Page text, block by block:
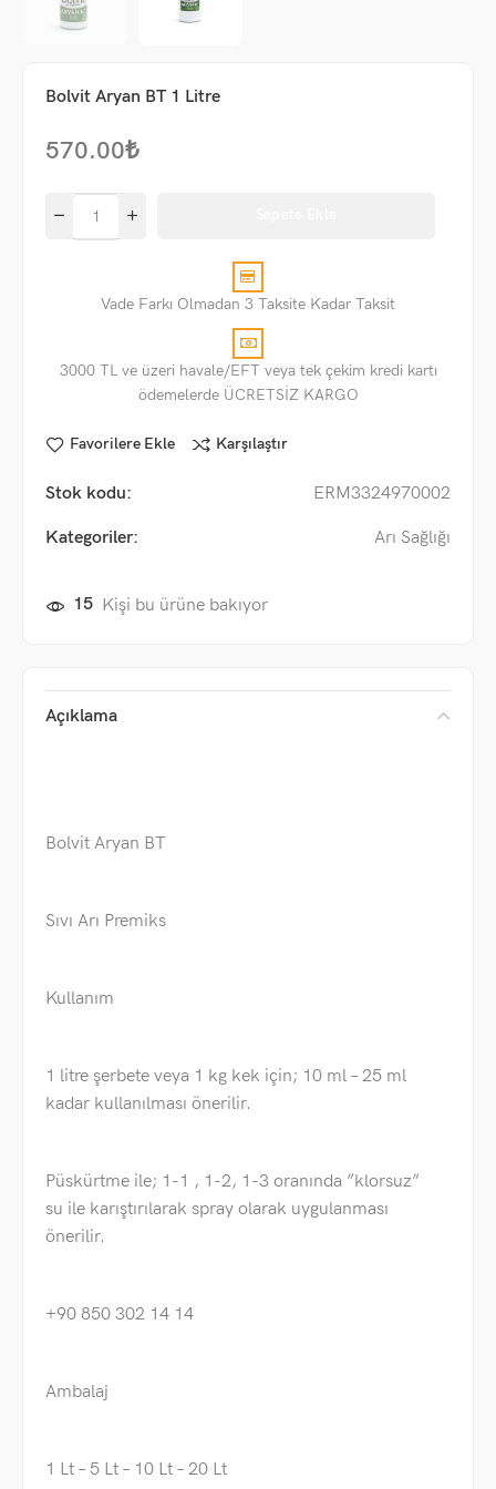
Bolvit Aryan BT 1 Litre
570.00₺
Vade Farkı Olmadan 3 Taksite Kadar Taksit
3000 TL ve üzeri havale/EFT veya tek çekim kredi kartı
ödemelerde ÜCRETSİZ KARGO
Favorilere Ekle Karşılaştır
Stok kodu: ERM3324970002
Kategoriler: Arı Sağlığı
15 Kişi bu ürüne bakıyor
Açıklama
Bolvit Aryan BT
Sıvı Arı Premiks
Kullanım
1 litre şerbete veya 1 kg kek için; 10 ml – 25 ml
kadar kullanılması önerilir.
Püskürtme ile; 1-1 , 1-2, 1-3 oranında ”klorsuz”
su ile karıştırılarak spray olarak uygulanması
önerilir.
+90 850 302 14 14
Ambalaj
1 Lt – 5 Lt – 10 Lt – 20 Lt